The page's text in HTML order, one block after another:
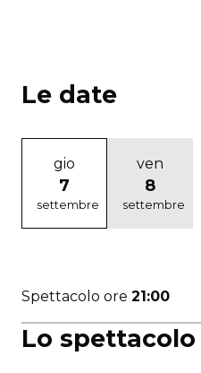
Lo spettacolo
Le date
gio
7
settembre
ven
8
settembre
Spettacolo ore 21:00